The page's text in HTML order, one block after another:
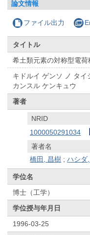
論文情報
ファイル出力
タイトル
希土類元素の対称型電
キドルイ ゲンソ ノ タイ
カンスル ケンキュウ
著者
NRID
1000050291034
著者名
橋田, 昌樹 ;ハシダ
学位名
博士（工学）
学位授与年月日
1996-03-25